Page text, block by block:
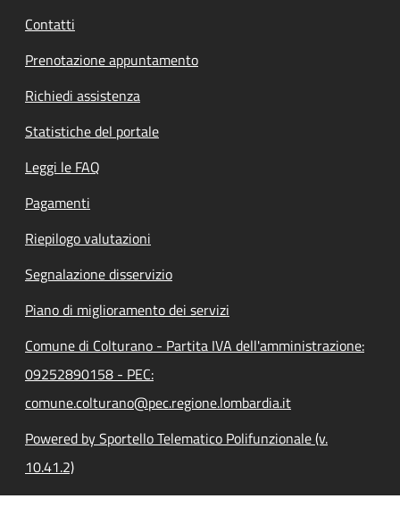
Contatti
Prenotazione appuntamento
Richiedi assistenza
Statistiche del portale
Leggi le FAQ
Pagamenti
Riepilogo valutazioni
Segnalazione disservizio
Piano di miglioramento dei servizi
Comune di Colturano - Partita IVA dell'amministrazione:
09252890158 - PEC:
comune.colturano@pec.regione.lombardia.it
Powered by Sportello Telematico Polifunzionale (v.
10.41.2)